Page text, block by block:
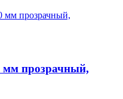
мм прозрачный,